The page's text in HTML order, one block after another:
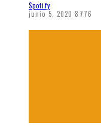
Spotify
junio 5, 2020 8776